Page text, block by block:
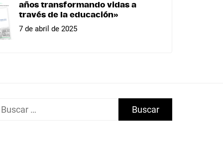
años transformando vidas a
través de la educación»
7 de abril de 2025